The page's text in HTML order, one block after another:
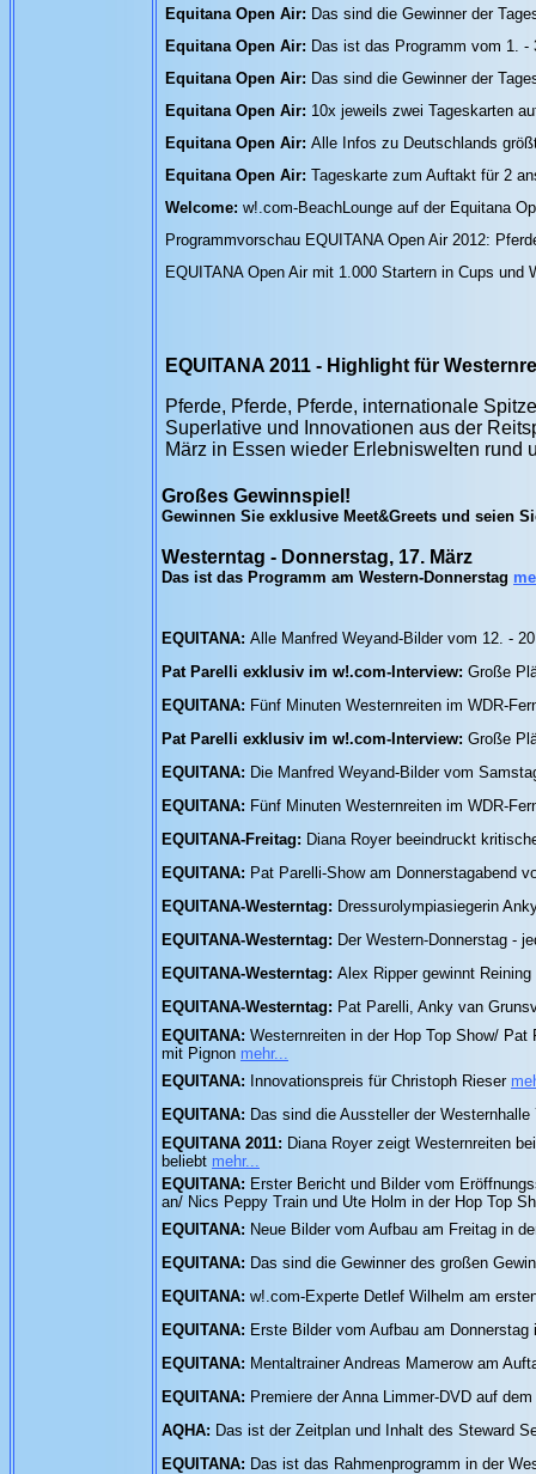
Equitana Open Air: Das sind die Gewinner der
Equitana Open Air: Das ist das Programm vom 1.
Equitana Open Air: Das sind die Gewinner der
Equitana Open Air: 10x jeweils zwei Tageskarten
Equitana Open Air: Alle Infos zu Deutschlands
Equitana Open Air: Tageskarte zum Auftakt für 2
Welcome: w!.com-BeachLounge auf der Equitana
Programmvorschau EQUITANA Open Air 2012:
EQUITANA Open Air mit 1.000 Startern in Cups und
EQUITANA 2011 - Highlight für
Pferde, Pferde, Pferde, internationale
Superlative und Innovationen aus der
März in Essen wieder Erlebniswelten rund
Großes Gewinnspiel!
Gewinnen Sie exklusive Meet&Greets und seien
Westerntag - Donnerstag, 17. März
Das ist das Programm am Western-Donnerstag
EQUITANA: Alle Manfred Weyand-Bilder vom 12. -
Pat Parelli exklusiv im w!.com-Interview: Große
EQUITANA: Fünf Minuten Westernreiten im WDR-
Pat Parelli exklusiv im w!.com-Interview: Große
EQUITANA: Die Manfred Weyand-Bilder vom
EQUITANA: Fünf Minuten Westernreiten im WDR-
EQUITANA-Freitag: Diana Royer beeindruckt
EQUITANA: Pat Parelli-Show am Donnerstagabend
EQUITANA-Westerntag: Dressurolympiasiegerin
EQUITANA-Westerntag: Der Western-Donnerstag -
EQUITANA-Westerntag: Alex Ripper gewinnt
EQUITANA-Westerntag: Pat Parelli, Anky van
EQUITANA: Westernreiten in der Hop Top Show/
mit Pignon mehr...
EQUITANA: Innovationspreis für Christoph Rieser
EQUITANA: Das sind die Aussteller der
EQUITANA 2011: Diana Royer zeigt Westernreiten
beliebt mehr...
EQUITANA: Erster Bericht und Bilder vom
an/ Nics Peppy Train und Ute Holm in der Hop Top
EQUITANA: Neue Bilder vom Aufbau am Freitag in
EQUITANA: Das sind die Gewinner des großen
EQUITANA: w!.com-Experte Detlef Wilhelm am
EQUITANA: Erste Bilder vom Aufbau am
EQUITANA: Mentaltrainer Andreas Mamerow am
EQUITANA: Premiere der Anna Limmer-DVD auf
AQHA: Das ist der Zeitplan und Inhalt des Steward
EQUITANA: Das ist das Rahmenprogramm in der